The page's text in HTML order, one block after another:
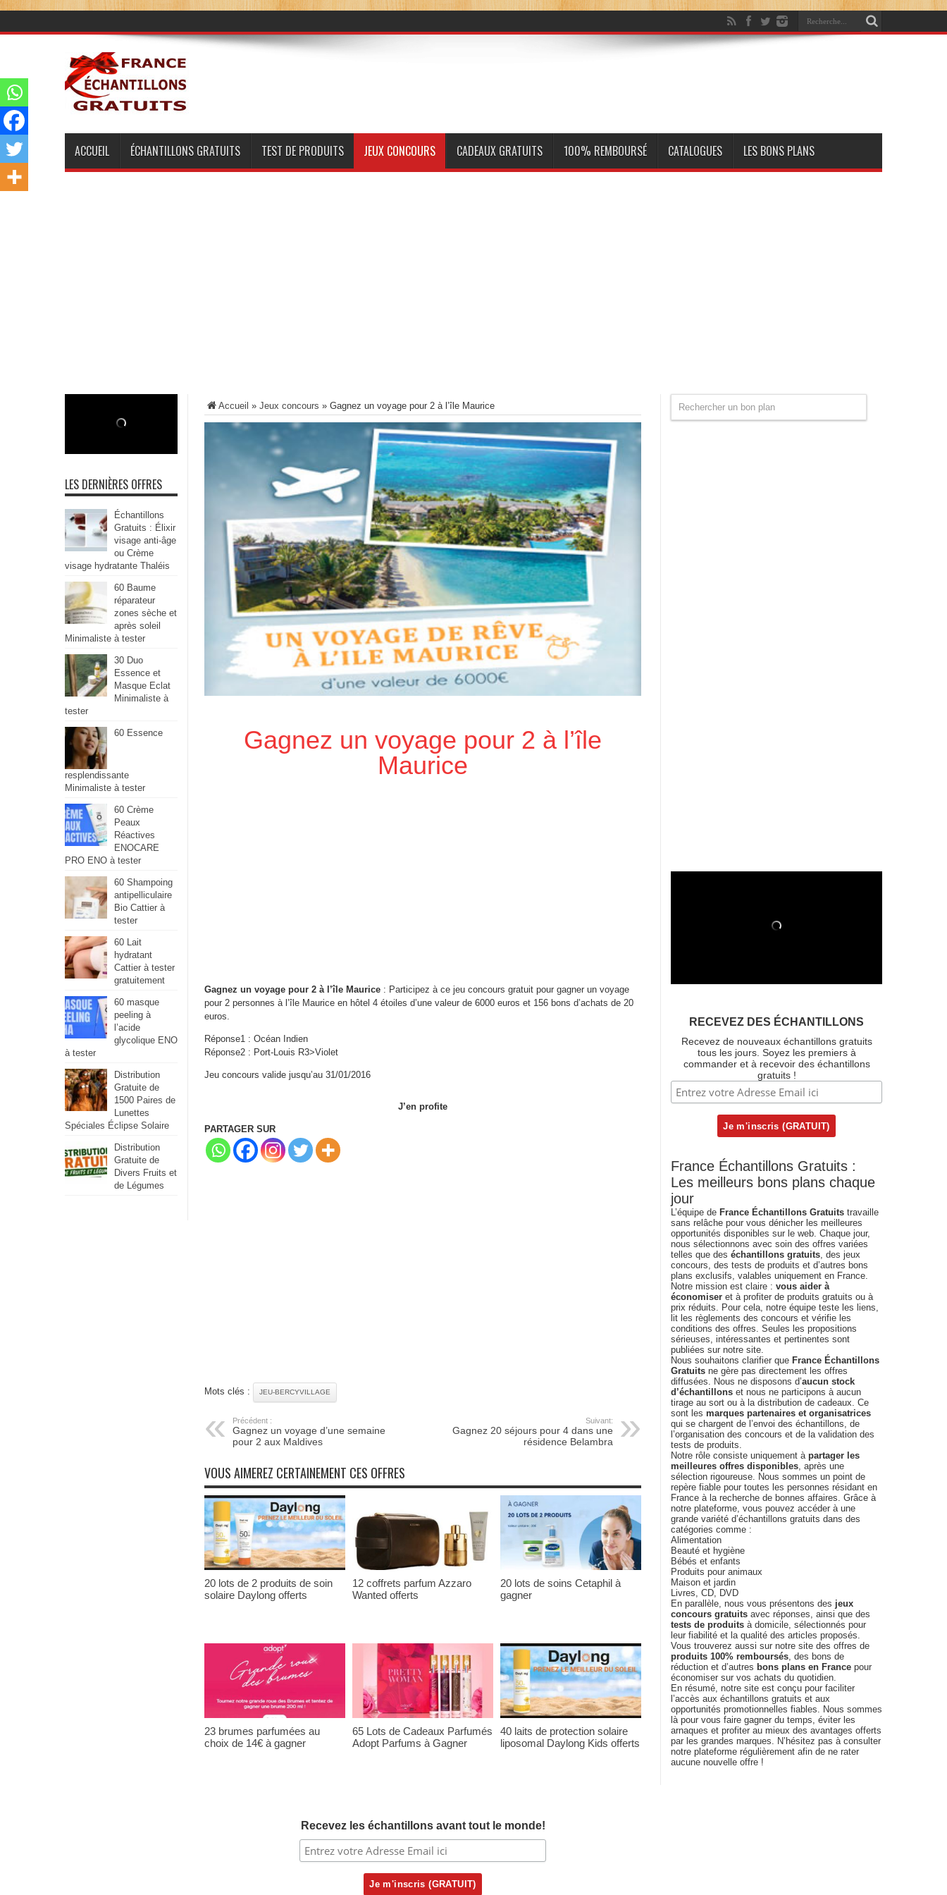
ACCUEIL ÉCHANTILLONS GRATUITS TEST DE PRODUITS JEUX CONCOURS CADEAUX GRATUITS 100% REMBOURSÉ CATALOGUES LES BONS PLANS
Accueil » Jeux concours » Gagnez un voyage pour 2 à l’île Maurice
Gagnez un voyage pour 2 à l’île
Maurice
Gagnez un voyage pour 2 à l’île Maurice : Participez à ce jeu concours gratuit pour gagner un voyage
pour 2 personnes à l’île Maurice en hôtel 4 étoiles d’une valeur de 6000 euros et 156 bons d’achats de 20
euros.
Réponse1 : Océan Indien
Réponse2 : Port-Louis R3>Violet
Jeu concours valide jusqu’au 31/01/2016
J’en profite
PARTAGER SUR
Mots clés : JEU-BERCYVILLAGE
Précédent :
Gagnez un voyage d’une semaine
pour 2 aux Maldives
Suivant:
Gagnez 20 séjours pour 4 dans une
résidence Belambra
VOUS AIMEREZ CERTAINEMENT CES OFFRES
20 lots de 2 produits de soin
solaire Daylong offerts
12 coffrets parfum Azzaro
Wanted offerts
20 lots de soins Cetaphil à
gagner
23 brumes parfumées au
choix de 14€ à gagner
65 Lots de Cadeaux Parfumés
Adopt Parfums à Gagner
40 laits de protection solaire
liposomal Daylong Kids offerts
Recevez les échantillons avant tout le monde!
LES DERNIÈRES OFFRES
Échantillons
Gratuits : Élixir
visage anti-âge
ou Crème
visage hydratante Thaléis
60 Baume
réparateur
zones sèche et
après soleil
Minimaliste à tester
30 Duo
Essence et
Masque Eclat
Minimaliste à
tester
60 Essence
resplendissante
Minimaliste à tester
60 Crème
Peaux
Réactives
ENOCARE
PRO ENO à tester
60 Shampoing
antipelliculaire
Bio Cattier à
tester
60 Lait
hydratant
Cattier à tester
gratuitement
60 masque
peeling à
l’acide
glycolique ENO
à tester
Distribution
Gratuite de
1500 Paires de
Lunettes
Spéciales Éclipse Solaire
Distribution
Gratuite de
Divers Fruits et
de Légumes
RECEVEZ DES ÉCHANTILLONS
Recevez de nouveaux échantillons gratuits
tous les jours. Soyez les premiers à
commander et à recevoir des échantillons
gratuits !
France Échantillons Gratuits :
Les meilleurs bons plans chaque
jour
L’équipe de France Échantillons Gratuits travaille
sans relâche pour vous dénicher les meilleures
opportunités disponibles sur le web. Chaque jour,
nous sélectionnons avec soin des offres variées
telles que des échantillons gratuits, des jeux
concours, des tests de produits et d’autres bons
plans exclusifs, valables uniquement en France.
Notre mission est claire : vous aider à
économiser et à profiter de produits gratuits ou à
prix réduits. Pour cela, notre équipe teste les liens,
lit les règlements des concours et vérifie les
conditions des offres. Seules les propositions
sérieuses, intéressantes et pertinentes sont
publiées sur notre site.
Nous souhaitons clarifier que France Échantillons
Gratuits ne gère pas directement les offres
diffusées. Nous ne disposons d’aucun stock
d’échantillons et nous ne participons à aucun
tirage au sort ou à la distribution de cadeaux. Ce
sont les marques partenaires et organisatrices
qui se chargent de l’envoi des échantillons, de
l’organisation des concours et de la validation des
tests de produits.
Notre rôle consiste uniquement à partager les
meilleures offres disponibles, après une
sélection rigoureuse. Nous sommes un point de
repère fiable pour toutes les personnes résidant en
France à la recherche de bonnes affaires. Grâce à
notre plateforme, vous pouvez accéder à une
grande variété d’échantillons gratuits dans des
catégories comme :
Alimentation
Beauté et hygiène
Bébés et enfants
Produits pour animaux
Maison et jardin
Livres, CD, DVD
En parallèle, nous vous présentons des jeux
concours gratuits avec réponses, ainsi que des
tests de produits à domicile, sélectionnés pour
leur fiabilité et la qualité des articles proposés.
Vous trouverez aussi sur notre site des offres de
produits 100% remboursés, des bons de
réduction et d’autres bons plans en France pour
économiser sur vos achats du quotidien.
En résumé, notre site est conçu pour faciliter
l’accès aux échantillons gratuits et aux
opportunités promotionnelles fiables. Nous sommes
là pour vous faire gagner du temps, éviter les
arnaques et profiter au mieux des avantages offerts
par les grandes marques. N’hésitez pas à consulter
notre plateforme régulièrement afin de ne rater
aucune nouvelle offre !